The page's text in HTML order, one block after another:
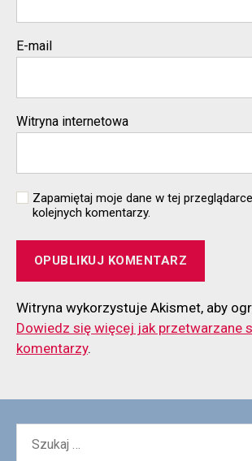
E-mail
Witryna internetowa
Zapamiętaj moje dane w tej
kolejnych komentarzy.
Witryna wykorzystuje Akismet, aby
Dowiedz się więcej jak przetwarzane
komentarzy.